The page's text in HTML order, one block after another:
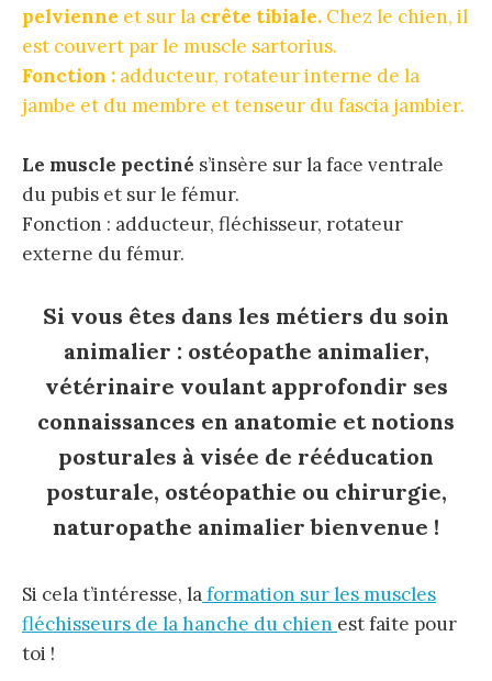
pelvienne et sur la crête tibiale. Chez le chien, il
est couvert par le muscle sartorius.
Fonction : adducteur, rotateur interne de la
jambe et du membre et tenseur du fascia jambier.
Le muscle pectiné s’insère sur la face ventrale
du pubis et sur le fémur.
Fonction : adducteur, fléchisseur, rotateur
externe du fémur.
Si vous êtes dans les métiers du soin
animalier : ostéopathe animalier,
vétérinaire voulant approfondir ses
connaissances en anatomie et notions
posturales à visée de rééducation
posturale, ostéopathie ou chirurgie,
naturopathe animalier bienvenue !
Si cela t’intéresse, laformation sur les muscles
fléchisseurs de la hanche du chien est faite pour
toi !